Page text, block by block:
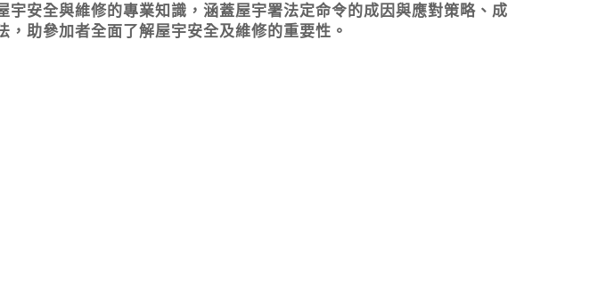
安全與維修的專業知識，涵蓋屋宇署法定命令的成因與應對策略、成
助參加者全面了解屋宇安全及維修的重要性。